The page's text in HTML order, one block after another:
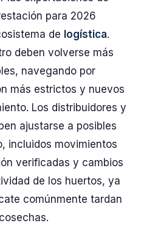
para 2026
de logística.
deben volverse más
navegando por
más estrictos y nuevos
Los distribuidores y
ajustarse a posibles
incluidos movimientos
verificadas y cambios
de los huertos, ya
comúnmente tardan